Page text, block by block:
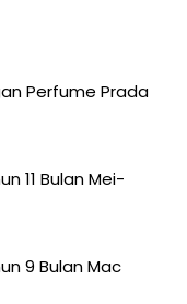
Perfume Prada
11 Bulan Mei-
9 Bulan Mac